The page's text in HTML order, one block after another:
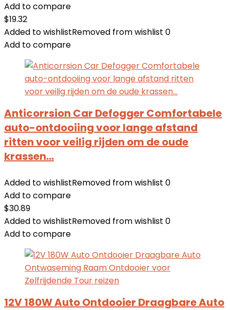
Add to compare
$19.32
Added to wishlistRemoved from wishlist 0
Add to compare
Anticorrsion Car Defogger Comfortabele
auto-ontdooiing voor lange afstand
ritten voor veilig rijden om de oude
krassen…
Added to wishlistRemoved from wishlist 0
Add to compare
$30.89
Added to wishlistRemoved from wishlist 0
Add to compare
12V 180W Auto Ontdooier Draagbare Auto